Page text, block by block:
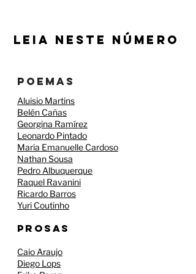
leia neste número
poemas
Aluisio Martins
Belén Cañas
Georgina Ramírez
Leonardo Pintado
Maria Emanuelle Cardoso
Nathan Sousa
Pedro Albuquerque
Raquel Ravanini
Ricardo Barros
Yuri Coutinho​
PROSAS​
Caio Araujo
Diego Lops